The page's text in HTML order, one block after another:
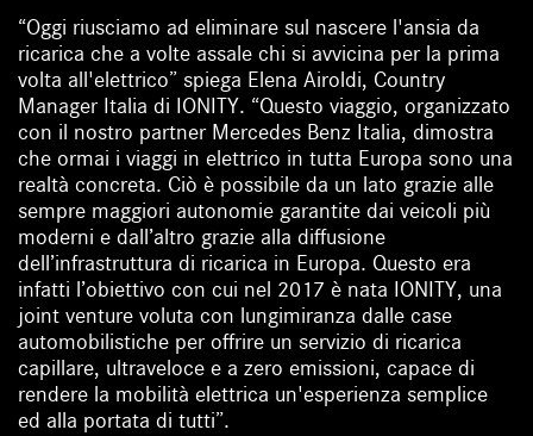
“Oggi riusciamo ad eliminare sul nascere l'ansia da
ricarica che a volte assale chi si avvicina per la prima
volta all'elettrico” spiega Elena Airoldi, Country
Manager Italia di IONITY. “Questo viaggio, organizzato
con il nostro partner Mercedes Benz Italia, dimostra
che ormai i viaggi in elettrico in tutta Europa sono una
realtà concreta. Ciò è possibile da un lato grazie alle
sempre maggiori autonomie garantite dai veicoli più
moderni e dall’altro grazie alla diffusione
dell’infrastruttura di ricarica in Europa. Questo era
infatti l’obiettivo con cui nel 2017 è nata IONITY, una
joint venture voluta con lungimiranza dalle case
automobilistiche per offrire un servizio di ricarica
capillare, ultraveloce e a zero emissioni, capace di
rendere la mobilità elettrica un'esperienza semplice
ed alla portata di tutti”.